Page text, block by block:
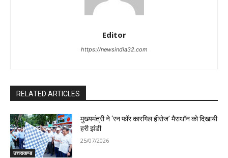
Editor
https://newsindia32.com
RELATED ARTICLES
उत्तराखण्ड
मुख्यमंत्री ने ‘रन फॉर कारगिल हीरोज’ मैराथॉन को दिखायी
हरी झंडी
25/07/2026